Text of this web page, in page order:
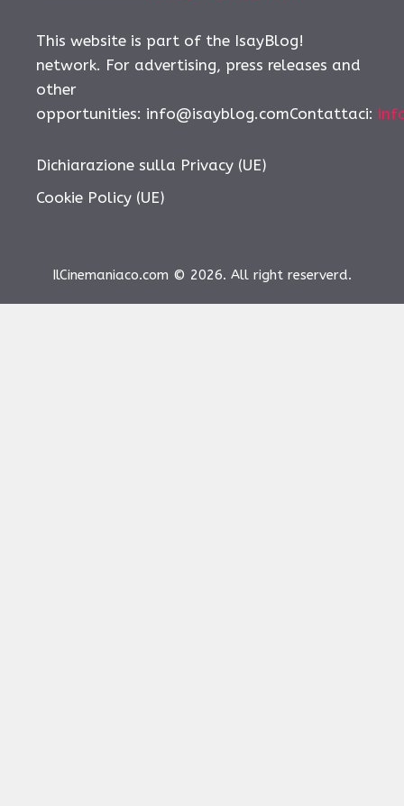
This website is part of the IsayBlog!
network. For advertising, press releases and
other
opportunities: info@isayblog.comContattaci:
Dichiarazione sulla Privacy (UE)
Cookie Policy (UE)
IlCinemaniaco.com © 2026. All right reserverd.